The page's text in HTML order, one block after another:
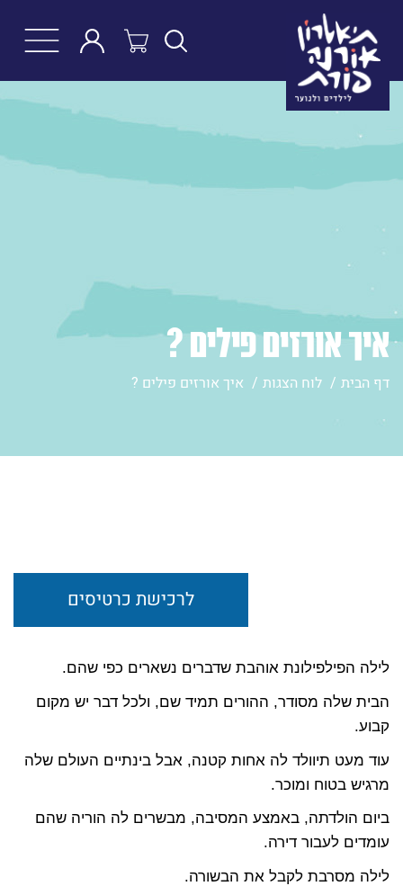
איך אורזים פילים ?
דף הבית לוח הצגות איך אורזים פילים ?
לרכישת כרטיסים
לילה הפילפילונת אוהבת שדברים נשארים כפי שהם.
הבית שלה מסודר, ההורים תמיד שם, ולכל דבר יש מקום
קבוע.
עוד מעט תיוולד לה אחות קטנה, אבל בינתיים העולם שלה
מרגיש בטוח ומוכר.
ביום הולדתה, באמצע המסיבה, מבשרים לה הוריה שהם
עומדים לעבור דירה.
לילה מסרבת לקבל את הבשורה.